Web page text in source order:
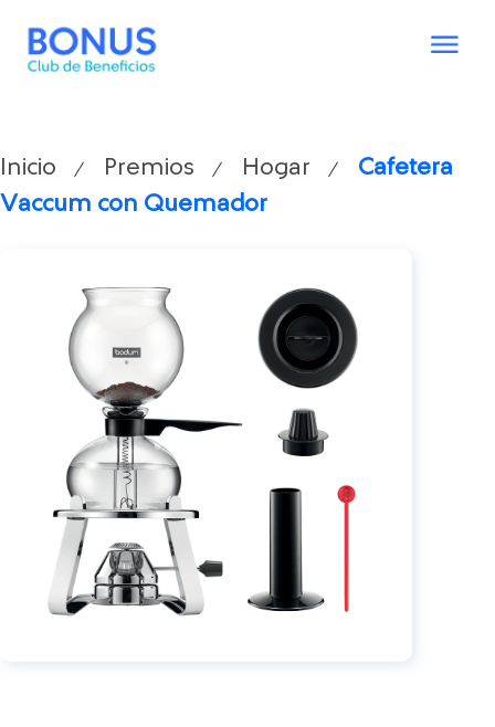
Inicio / Premios / Hogar /
Cafetera
Vaccum con Quemador